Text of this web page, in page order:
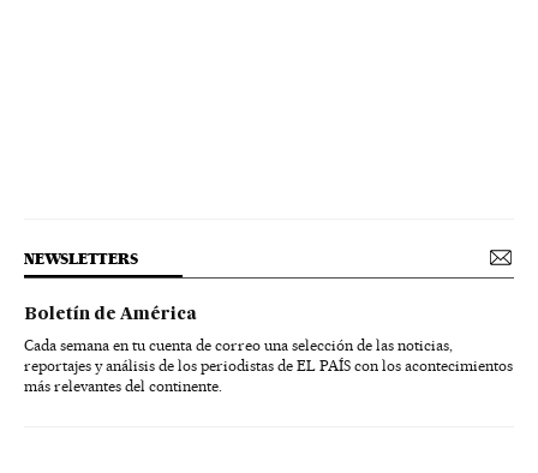
NEWSLETTERS
Boletín de América
Cada semana en tu cuenta de correo una selección de las noticias,
reportajes y análisis de los periodistas de EL PAÍS con los acontecimientos
más relevantes del continente.